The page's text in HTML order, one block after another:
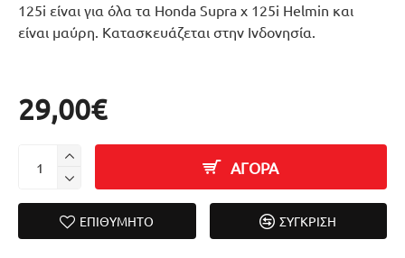
125i είναι για όλα τα Honda Supra x 125i Helmin και
είναι μαύρη. Κατασκευάζεται στην Ινδονησία.
29,00€
ΑΓΟΡΑ
ΕΠΙΘΥΜΗΤΌ ΣΎΓΚΡΙΣΗ